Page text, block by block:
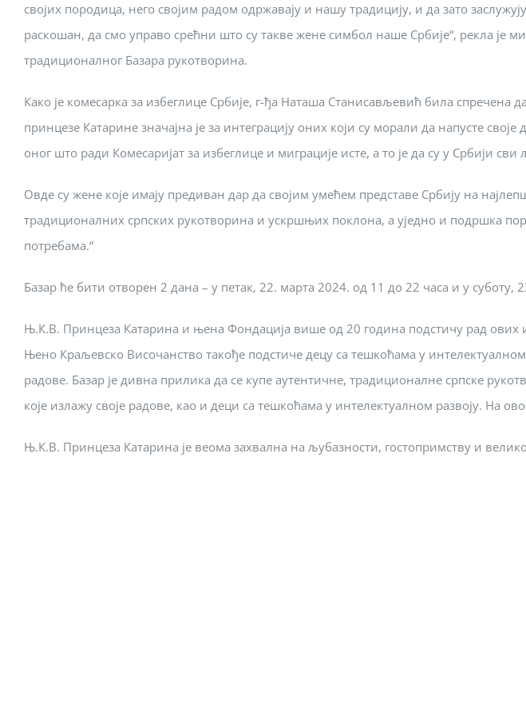
својих породица, него својим радом одржавају и нашу традицију, и да зато
раскошан, да смо управо срећни што су такве жене симбол наше Србије“, рекла је
традиционалног Базара рукотворина.
Како је комесарка за избеглице Србије, г-ђа Наташа Станисављевић била
принцезе Катарине значајна је за интеграцију оних који су морали да напусте
оног што ради Комесаријат за избеглице и миграције исте, а то је да су у Србији
Овде су жене које имају предиван дар да својим умећем представе Србију на
традиционалних српских рукотворина и ускршњих поклона, а уједно и подршка
потребама.“
Базар ће бити отворен 2 дана – у петак, 22. марта 2024. од 11 до 22 часа и у суботу,
Њ.К.В. Принцеза Катарина и њена Фондација више од 20 година подстичу рад ових
Њено Краљевско Височанство такође подстиче децу са тешкоћама у интелектуалном
радове. Базар је дивна прилика да се купе аутентичне, традиционалне српске
које излажу своје радове, као и деци са тешкоћама у интелектуалном развоју. На
Њ.К.В. Принцеза Катарина је веома захвална на љубазности, гостопримству и